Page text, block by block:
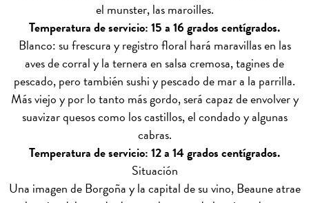
el munster, las maroilles.
Temperatura de servicio: 15 a 16 grados centígrados.
Blanco: su frescura y registro floral hará maravillas en las
aves de corral y la ternera en salsa cremosa, tagines de
pescado, pero también sushi y pescado de mar a la parrilla.
Más viejo y por lo tanto más gordo, será capaz de envolver y
suavizar quesos como los castillos, el condado y algunas
cabras.
Temperatura de servicio: 12 a 14 grados centígrados.
Situación
Una imagen de Borgoña y la capital de su vino, Beaune atrae